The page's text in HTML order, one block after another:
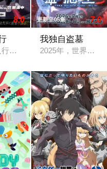
火纷飞的异世界，成为少
8.0
行》讲述了三个青梅竹马的
更新至05集 7.0
我独自盗墓
2025年，世界各处